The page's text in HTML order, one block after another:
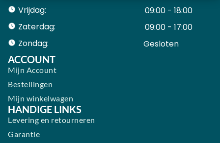
Vrijdag:
09:00 - 18:00
Zaterdag:
09:00 - 17:00
Zondag:
Gesloten ​ ​ ​ ​ ​ ​ ​
ACCOUNT
Mijn Account
Bestellingen
Mijn winkelwagen
HANDIGE LINKS
Levering en retourneren
Garantie